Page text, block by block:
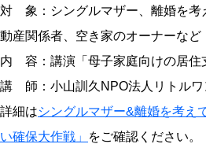
対 象：シングルマザー、離婚を考
動産関係者、空き家のオーナーなど
内 容：講演「母子家庭向けの居住
講 師：小山訓久NPO法人リトルワ
詳細はシングルマザー&離婚を考え
い確保大作戦」
をご確認ください。